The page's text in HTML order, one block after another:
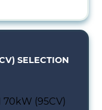
SELECTION